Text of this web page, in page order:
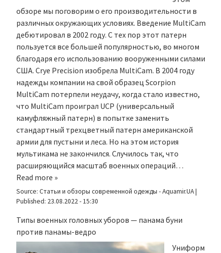
обзоре мы поговорим о его производительности в
различных окружающих условиях. Введение MultiCam
дебютировал в 2002 году. С тех пор этот патерн
пользуется все большей популярностью, во многом
благодаря его использованию вооруженными силами
США. Crye Precision изобрела MultiCam. В 2004 году
надежды компании на свой образец Scorpion
MultiCam потерпели неудачу, когда стало известно,
что MultiCam проиграл UCP (универсальный
камуфляжный патерн) в попытке заменить
стандартный трехцветный патерн американской
армии для пустыни и леса. Но на этом история
мультикама не закончился. Случилось так, что
расширяющийся масштаб военных операций…
Read more »
Source: Статьи и обзоры современной одежды - Aquamir.UA|
Published: 23.08.2022 - 15:30
Типы военных головных уборов — панама буни
против панамы-ведро
Униформ